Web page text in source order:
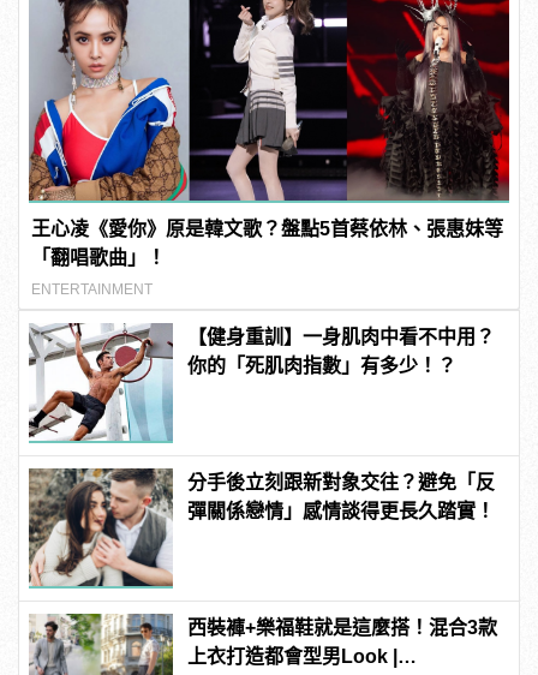
王心凌《愛你》原是韓文歌？盤點5首蔡依林、張惠妹等
「翻唱歌曲」！
ENTERTAINMENT
【健身重訓】一身肌肉中看不中用？
你的「死肌肉指數」有多少！？
分手後立刻跟新對象交往？避免「反
彈關係戀情」感情談得更長久踏實！
西裝褲+樂福鞋就是這麼搭！混合3款
上衣打造都會型男Look |